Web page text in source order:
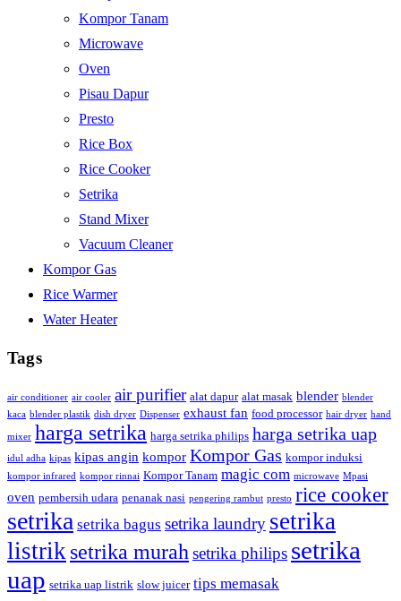
Kompor Tanam
Microwave
Oven
Pisau Dapur
Presto
Rice Box
Rice Cooker
Setrika
Stand Mixer
Vacuum Cleaner
Kompor Gas
Rice Warmer
Water Heater
Tags
air conditioner air cooler air purifier alat dapur alat masak blender blender
kaca blender plastik dish dryer Dispenser exhaust fan food processor hair dryer hand
mixer harga setrika harga setrika philips harga setrika uap
idul adha kipas kipas angin kompor Kompor Gas kompor induksi
kompor infrared kompor rinnai Kompor Tanam magic com microwave Mpasi
oven pembersih udara penanak nasi pengering rambut presto rice cooker
setrika setrika bagus setrika laundry setrika
listriksetrika murah setrika philips setrika
uap setrika uap listrik slow juicer tips memasak